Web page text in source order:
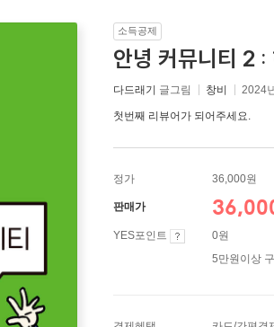
소득공제
안녕 커뮤니티 2
다드래기 글그림 창비 2024
첫번째 리뷰어가 되어주세요.
정가 36,000원
판매가
YES포인트
0원
5만원이상